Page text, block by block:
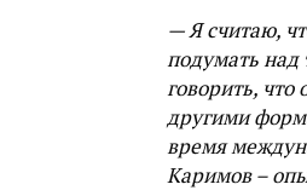
— Я считаю,
подумать над
говорить,
другими
время
Каримов –